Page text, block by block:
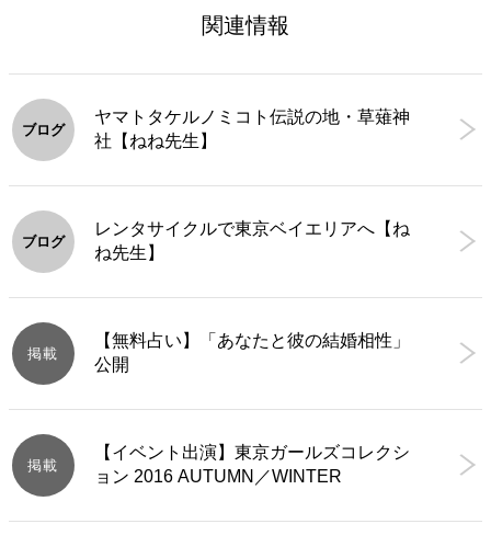
関連情報
ブログ
ヤマトタケルノミコト伝説の地・草薙神
社【ねね先生】
ブログ
レンタサイクルで東京ベイエリアへ【ね
ね先生】
掲載
【無料占い】「あなたと彼の結婚相性」
公開
掲載
【イベント出演】東京ガールズコレクシ
ョン 2016 AUTUMN／WINTER